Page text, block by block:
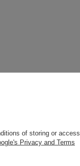
of storing or access
Privacy and Terms